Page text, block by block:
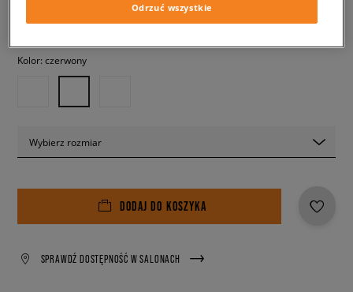
✛ 90 PKT. WSIZEERCLUB
Kolor:czerwony
Wybierz rozmiar
DODAJ DO KOSZYKA
SPRAWDŹ DOSTĘPNOŚĆ W SALONACH
Odrzuć wszystkie